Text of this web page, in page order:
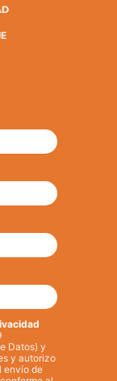
Datos) y
envío de